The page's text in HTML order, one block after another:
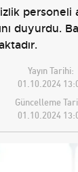
personeli
duyurdu.
Yayın Tarihi:
01.10.2024
Güncelleme
01.10.2024